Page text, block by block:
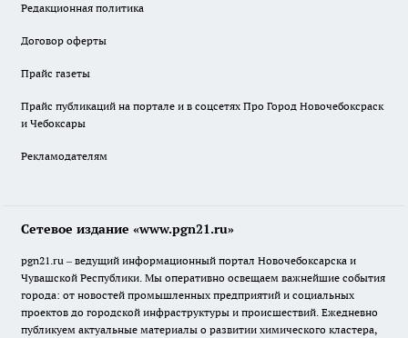
Редакционная политика
Договор оферты
Прайс газеты
Прайс публикаций на портале и в соцсетях Про Город Новочебоксраск
и Чебоксары
Рекламодателям
Сетевое издание «www.pgn21.ru»
pgn21.ru – ведущий информационный портал Новочебоксарска и
Чувашской Республики. Мы оперативно освещаем важнейшие события
города: от новостей промышленных предприятий и социальных
проектов до городской инфраструктуры и происшествий. Ежедневно
публикуем актуальные материалы о развитии химического кластера,